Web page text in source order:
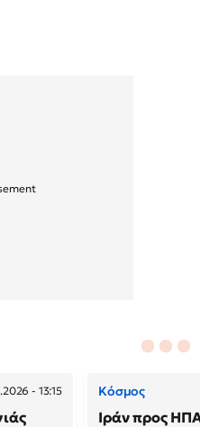
- 13:15 Κόσμος
Ιράν προς